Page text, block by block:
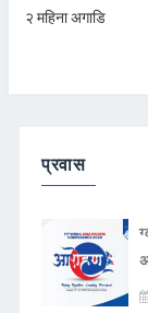
२ महिना अगाडि
प्रवास